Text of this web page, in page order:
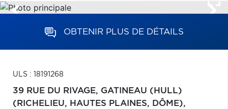
OBTENIR PLUS DE DÉTAILS
ULS : 18191268
39 RUE DU RIVAGE, GATINEAU (HULL)
(RICHELIEU, HAUTES PLAINES, DÔME),